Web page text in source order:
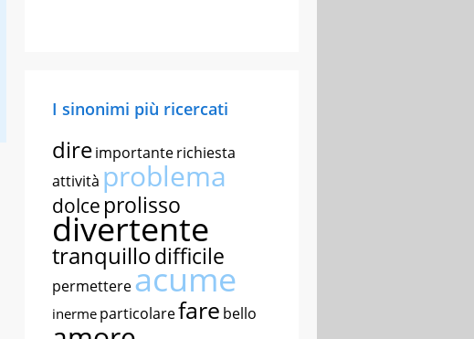
I sinonimi più ricercati
direimportanterichiesta
attività problema
dolce prolisso
divertente
tranquillodifficile
permettereacume
inerme particolarefare bello